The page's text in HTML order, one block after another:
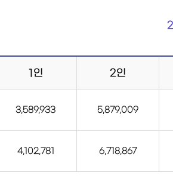
1인 2인
3,589,933 5,879,009
4,102,781 6,718,867